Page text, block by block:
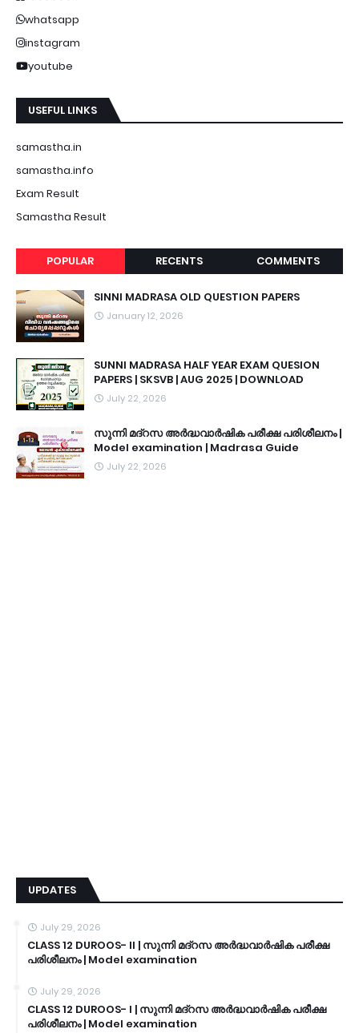
whatsapp
instagram
youtube
USEFUL LINKS
samastha.in
samastha.info
Exam Result
Samastha Result
POPULAR RECENTS COMMENTS
SINNI MADRASA OLD QUESTION PAPERS
January 12, 2026
SUNNI MADRASA HALF YEAR EXAM QUESION
PAPERS | SKSVB | AUG 2025 | DOWNLOAD
July 22, 2026
സുന്നി മദ്റസ അർദ്ധവാർഷിക പരീക്ഷ പരിശീലനം |
Model examination | Madrasa Guide
July 22, 2026
UPDATES
July 29, 2026
CLASS 12 DUROOS- II | സുന്നി മദ്റസ അർദ്ധവാർഷിക പരീക്ഷ
പരിശീലനം | Model examination
July 29, 2026
CLASS 12 DUROOS- I | സുന്നി മദ്റസ അർദ്ധവാർഷിക പരീക്ഷ
പരിശീലനം | Model examination